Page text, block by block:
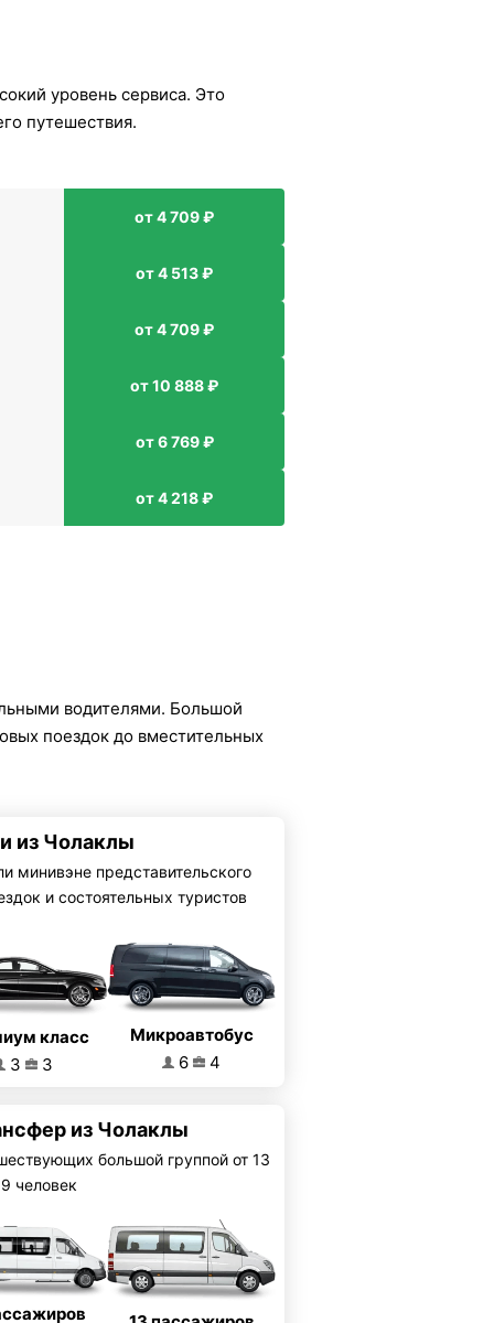
уровень сервиса. Это
путешествия.
от 4 709 ₽
от 4 513 ₽
от 4 709 ₽
от 10 888 ₽
от 6 769 ₽
от 4 218 ₽
водителями. Большой
поездок до вместительных
из Чолаклы
минивэне представительского
и состоятельных туристов
класс
3
3
Микроавтобус
6
4
из Чолаклы
большой группой от 13
человек